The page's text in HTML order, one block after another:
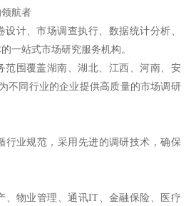
航者
计、市场调查执行、数据统计分析、
一站式市场研究服务机构。
范围覆盖湖南、湖北、江西、河南、安
不同行业的企业提供高质量的市场调研
行业规范，采用先进的调研技术，确保
、物业管理、通讯IT、金融保险、医疗